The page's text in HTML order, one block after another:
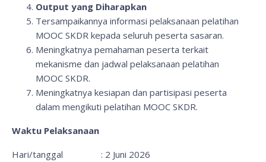
Output yang Diharapkan
Tersampaikannya informasi pelaksanaan pelatihan
MOOC SKDR kepada seluruh peserta sasaran.
Meningkatnya pemahaman peserta terkait
mekanisme dan jadwal pelaksanaan pelatihan
MOOC SKDR.
Meningkatnya kesiapan dan partisipasi peserta
dalam mengikuti pelatihan MOOC SKDR.
Waktu Pelaksanaan
Hari/tanggal : 2 Juni 2026